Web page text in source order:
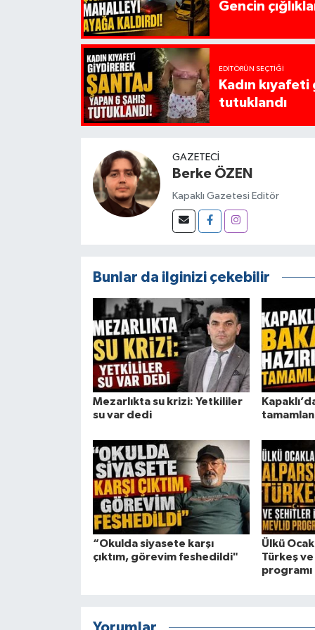
Gencin
EDITÖRÜN SEÇTIĞI
Kadın
tutuklandı
GAZETECI
Berke ÖZEN
Kapaklı Gazetesi Editör
Bunlar da ilginizi çekebilir
Mezarlıkta su krizi: Yetkililer
su var dedi
“Okulda siyasete karşı
çıktım, görevim feshedildi"
Ülkü
Türkeş
programı